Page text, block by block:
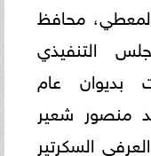
المعطي، محافظ
التنفيذي
بديوان عام
منصور شعير
السكرتير